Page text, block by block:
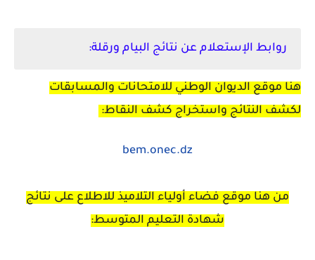
روابط الإستعلام عن نتائج البيام ورقلة:
هنا موقع الديوان الوطني للامتحانات والمسابقات
لكشف النتائج واستخراج كشف النقاط:
bem.onec.dz
من هنا موقع فضاء أولياء التلاميذ للاطلاع على نتائج
شهادة التعليم المتوسط: